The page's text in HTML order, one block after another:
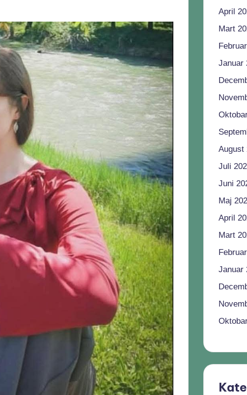
April
Mart
Januar
August
Juli
Juni
Maj
April
Mart
Januar